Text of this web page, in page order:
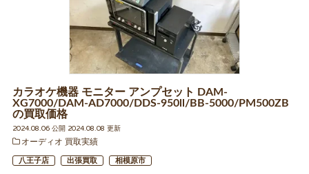
カラオケ機器 モニター アンプセット DAM-
XG7000/DAM-AD7000/DDS-950ll/BB-5000/PM500ZB
の買取価格
2024.08.06 公開 2024.08.08 更新
オーディオ 買取実績
八王子店 出張買取 相模原市